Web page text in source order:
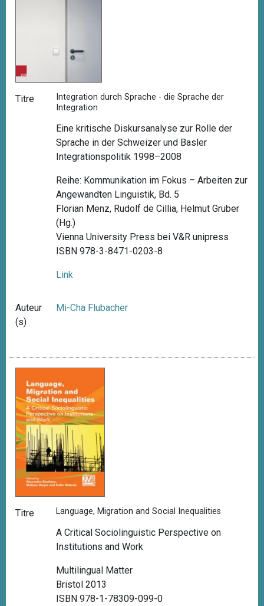
Titre
Integration durch Sprache - die Sprache der
Integration
Eine kritische Diskursanalyse zur Rolle der
Sprache in der Schweizer und Basler
Integrationspolitik 1998–2008
Reihe: Kommunikation im Fokus – Arbeiten zur
Angewandten Linguistik, Bd. 5
Florian Menz, Rudolf de Cillia, Helmut Gruber
(Hg.)
Vienna University Press bei V&R unipress
ISBN 978-3-8471-0203-8
Link
Auteur
(s)
Mi-Cha Flubacher
Titre Language, Migration and Social Inequalities
A Critical Sociolinguistic Perspective on
Institutions and Work
Multilingual Matter
Bristol 2013
ISBN 978-1-78309-099-0